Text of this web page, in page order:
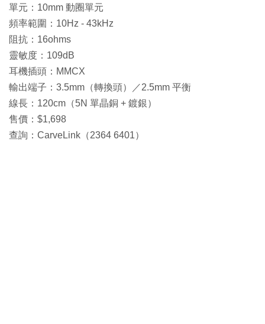
單元：10mm 動圈單元
頻率範圍：10Hz - 43kHz
阻抗：16ohms
靈敏度：109dB
耳機插頭：MMCX
輸出端子：3.5mm（轉換頭）／2.5mm 平衡
線長：120cm（5N 單晶銅 + 鍍銀）
售價：$1,698
查詢：CarveLink（2364 6401）